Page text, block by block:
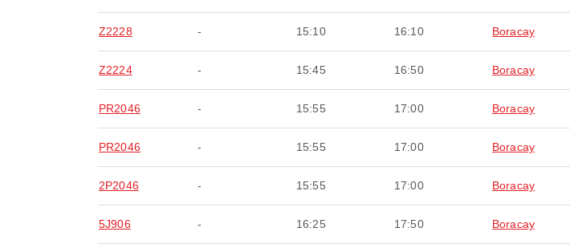
Z2228 - 15:10 16:10 Boracay
Z2224 - 15:45 16:50 Boracay
PR2046 - 15:55 17:00 Boracay
PR2046 - 15:55 17:00 Boracay
2P2046 - 15:55 17:00 Boracay
5J906 - 16:25 17:50 Boracay